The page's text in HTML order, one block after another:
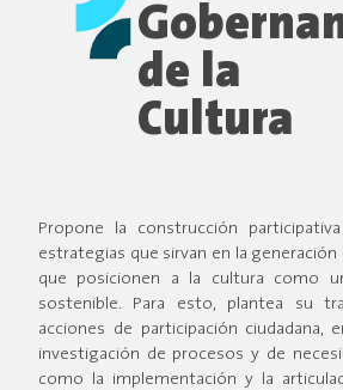
de la
Cultura
Propone la construcción
estrategias que sirvan en la generación
que posicionen a la cultura como
sostenible. Para esto, plantea su
acciones de participación ciudadana,
investigación de procesos y de
como la implementación y la